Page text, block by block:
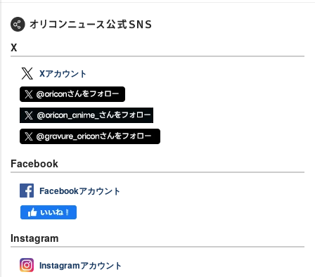
X
Xアカウント
Facebook
Facebookアカウント
Instagram
Instagramアカウント